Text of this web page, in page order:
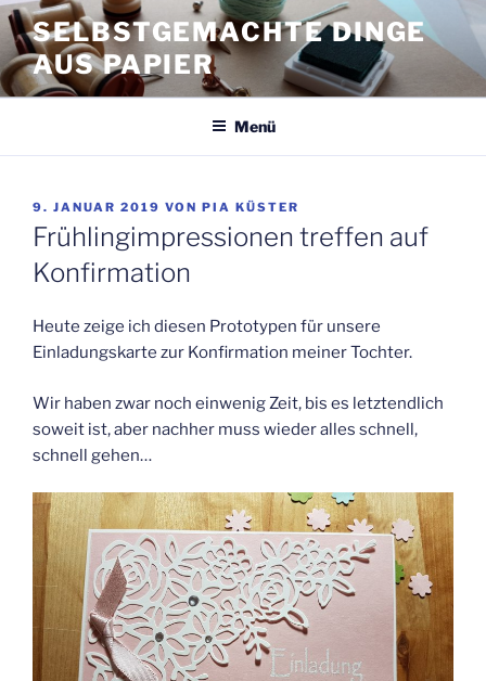
Zum
Inhalt
springen
SELBSTGEMACHTE DINGE
AUS PAPIER
Menü
VERÖFFENTLICHT
AM
9. JANUAR 2019 VON PIA KÜSTER
Frühlingimpressionen treffen auf
Konfirmation
Heute zeige ich diesen Prototypen für unsere
Einladungskarte zur Konfirmation meiner Tochter.
Wir haben zwar noch einwenig Zeit, bis es letztendlich
soweit ist, aber nachher muss wieder alles schnell,
schnell gehen…